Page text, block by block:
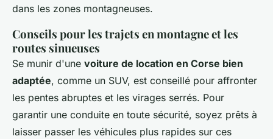
dans les zones montagneuses.
Conseils pour les trajets en montagne et les
routes sinueuses
Se munir d'une voiture de location en Corse bien
adaptée, comme un SUV, est conseillé pour affronter
les pentes abruptes et les virages serrés. Pour
garantir une conduite en toute sécurité, soyez prêts à
laisser passer les véhicules plus rapides sur ces